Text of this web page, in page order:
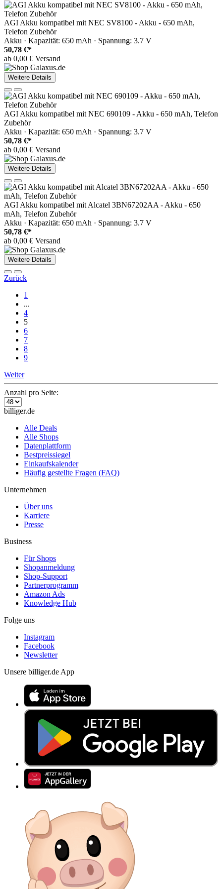
AGI Akku kompatibel mit NEC SV8100 - Akku - 650 mAh,
Telefon Zubehör
Akku · Kapazität: 650 mAh · Spannung: 3.7 V
50,78 €*
ab 0,00 € Versand
Weitere Details
AGI Akku kompatibel mit NEC 690109 - Akku - 650 mAh, Telefon
Zubehör
Akku · Kapazität: 650 mAh · Spannung: 3.7 V
50,78 €*
ab 0,00 € Versand
Weitere Details
AGI Akku kompatibel mit Alcatel 3BN67202AA - Akku - 650
mAh, Telefon Zubehör
Akku · Kapazität: 650 mAh · Spannung: 3.7 V
50,78 €*
ab 0,00 € Versand
Weitere Details
Zurück
1
...
4
5
6
7
8
9
Weiter
Anzahl pro Seite:
billiger.de
Alle Deals
Alle Shops
Datenplattform
Bestpreissiegel
Einkaufskalender
Häufig gestellte Fragen (FAQ)
Unternehmen
Über uns
Karriere
Presse
Business
Für Shops
Shopanmeldung
Shop-Support
Partnerprogramm
Amazon Ads
Knowledge Hub
Folge uns
Instagram
Facebook
Newsletter
Unsere billiger.de App